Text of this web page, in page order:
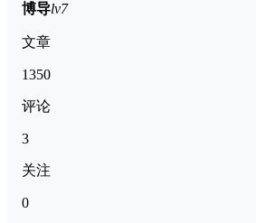
博导lv7
文章
1350
评论
3
关注
0